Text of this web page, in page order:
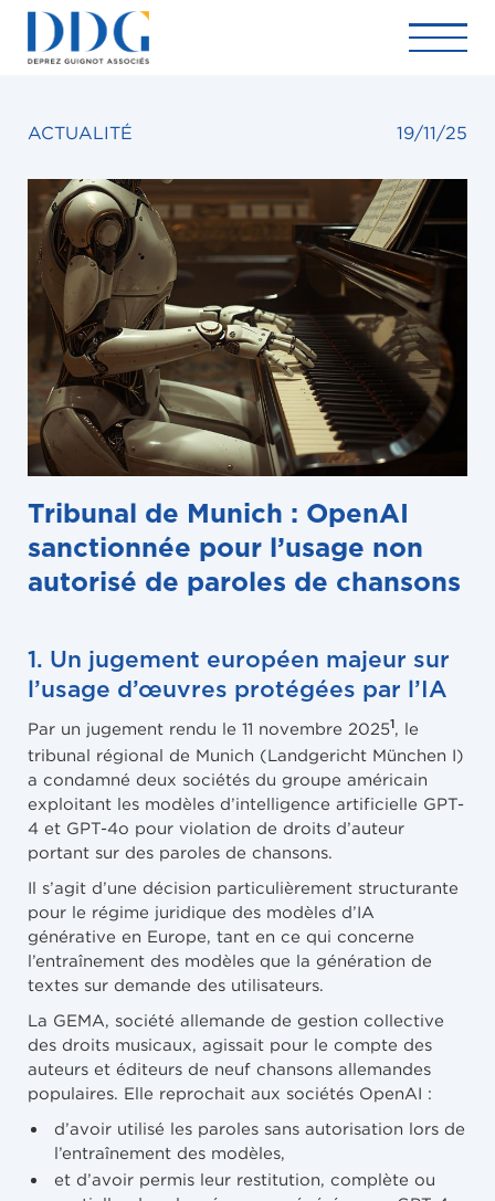
ACTUALITÉ 19/11/25
Tribunal de Munich : OpenAI
sanctionnée pour l’usage non
autorisé de paroles de chansons
1. Un jugement européen majeur sur
l’usage d’œuvres protégées par l’IA
Par un jugement rendu le 11 novembre 20251
, le
tribunal régional de Munich (Landgericht München I)
a condamné deux sociétés du groupe américain
exploitant les modèles d’intelligence artificielle GPT-
4 et GPT-4o pour violation de droits d’auteur
portant sur des paroles de chansons.
Il s’agit d’une décision particulièrement structurante
pour le régime juridique des modèles d’IA
générative en Europe, tant en ce qui concerne
l’entraînement des modèles que la génération de
textes sur demande des utilisateurs.
La GEMA, société allemande de gestion collective
des droits musicaux, agissait pour le compte des
auteurs et éditeurs de neuf chansons allemandes
populaires. Elle reprochait aux sociétés OpenAI :
d’avoir utilisé les paroles sans autorisation lors de
l’entraînement des modèles,
et d’avoir permis leur restitution, complète ou